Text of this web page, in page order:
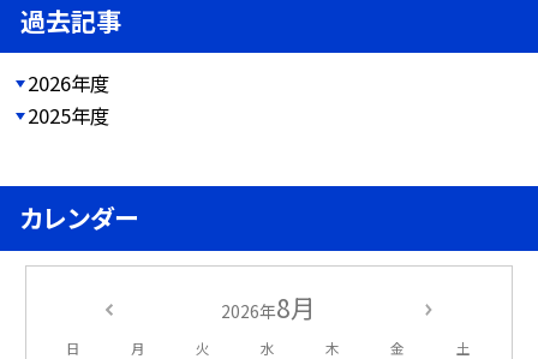
過去記事
2026年度
2025年度
カレンダー
2026年8月
日 月 火 水 木 金 土